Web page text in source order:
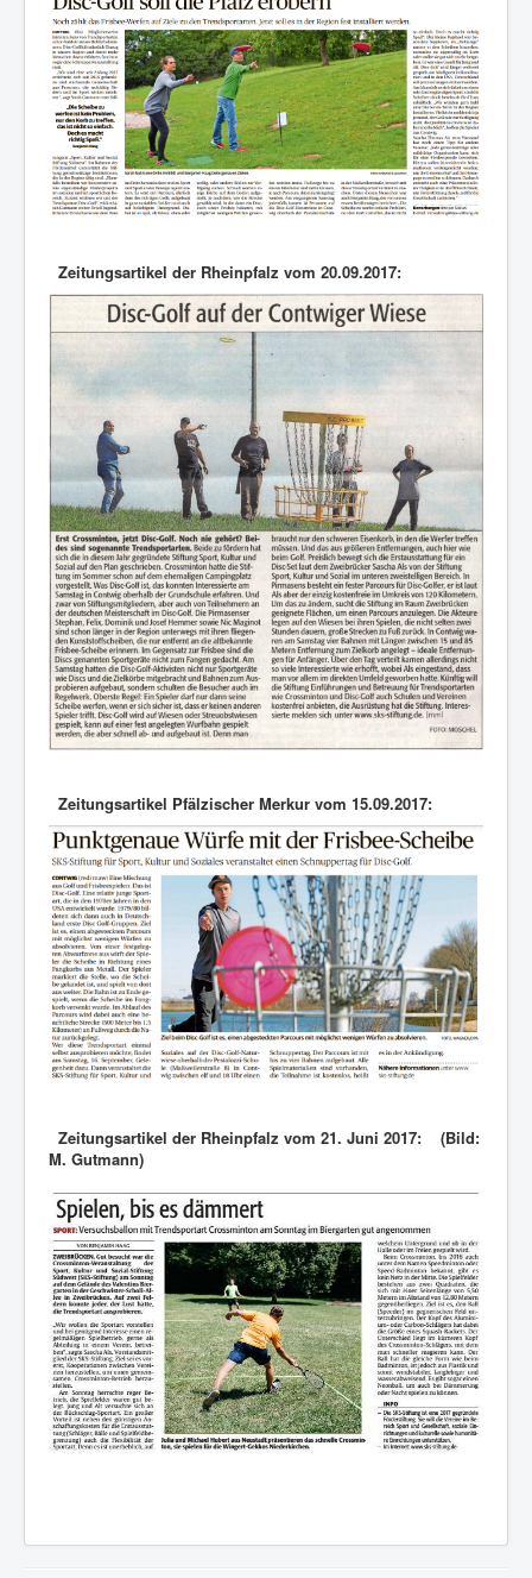
Zeitungsartikel der Rheinpfalz vom 20.09.2017:
Zeitungsartikel Pfälzischer Merkur vom 15.09.2017:
Zeitungsartikel der Rheinpfalz vom 21. Juni 2017: (Bild:
M. Gutmann)